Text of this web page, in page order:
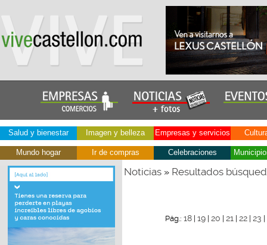
Salud y bienestar Imagen y belleza Empresas y servicios
Mundo hogar Ir de compras Celebraciones
Noticias» Resultados
Pág.: 18 19 20 21 22 23